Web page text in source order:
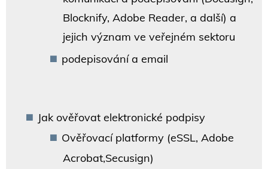
Blocknify, Adobe Reader, a další) a
jejich význam ve veřejném sektoru
podepisování a email
Jak ověřovat elektronické podpisy
Ověřovací platformy (eSSL, Adobe
Acrobat,Secusign)